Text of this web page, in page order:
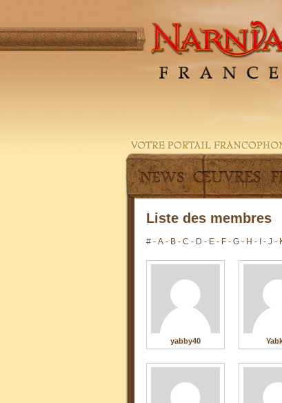
Liste des membres
# - A - B - C - D - E - F - G - H - - J -
yabby40